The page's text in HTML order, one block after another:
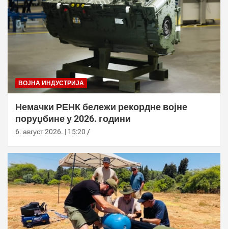
ВОЈНА ИНДУСТРИЈА
Немачки РЕНК бележи рекордне војне
поруџбине у 2026. години
6. август 2026. | 15:20